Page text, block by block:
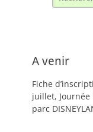
A venir
Fiche
juillet, Journée
parc